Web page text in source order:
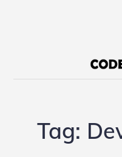
codewing.de
Tag: